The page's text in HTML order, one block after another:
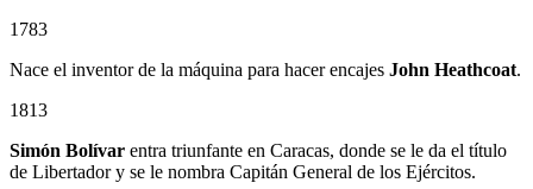
1783
Nace el inventor de la máquina para hacer encajes John Heathcoat.
1813
Simón Bolívar entra triunfante en Caracas, donde se le da el título
de Libertador y se le nombra Capitán General de los Ejércitos.